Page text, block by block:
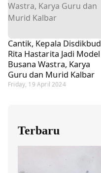
Cantik, Kepala Disdikbud
Rita Hastarita Jadi Model
Busana Wastra, Karya
Guru dan Murid Kalbar
Friday, 19 April 2024
Terbaru